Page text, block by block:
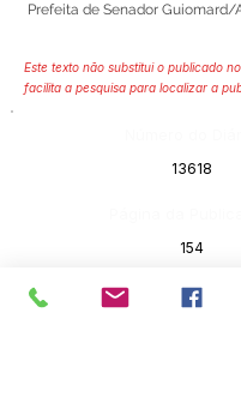
Prefeita de Senador Guiomard/
Este texto não substitui o publicado
facilita a pesquisa para localizar a
13618
154
Data da